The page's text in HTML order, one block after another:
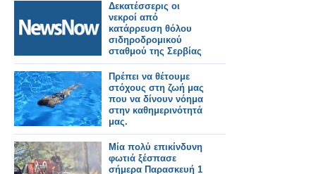
Δεκατέσσερις οι
νεκροί από
κατάρρευση θόλου
σιδηροδρομικού
σταθμού της Σερβίας
Πρέπει να θέτουμε
στόχους στη ζωή μας
που να δίνουν νόημα
στην καθημερινότητά
μας.
Μία πολύ επικίνδυνη
φωτιά ξέσπασε
σήμερα Παρασκευή 1